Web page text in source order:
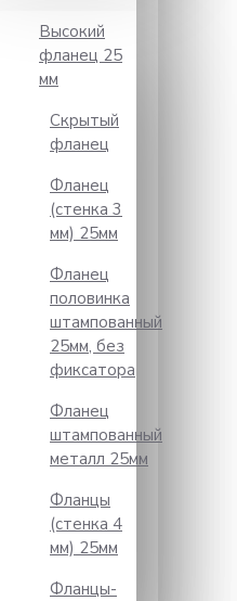
Высокий
фланец 25
мм
Скрытый
фланец
Фланец
(стенка 3
мм) 25мм
Фланец
половинка
штампованный
25мм, без
фиксатора
Фланец
штампованный
металл 25мм
Фланцы
(стенка 4
мм) 25мм
Фланцы-